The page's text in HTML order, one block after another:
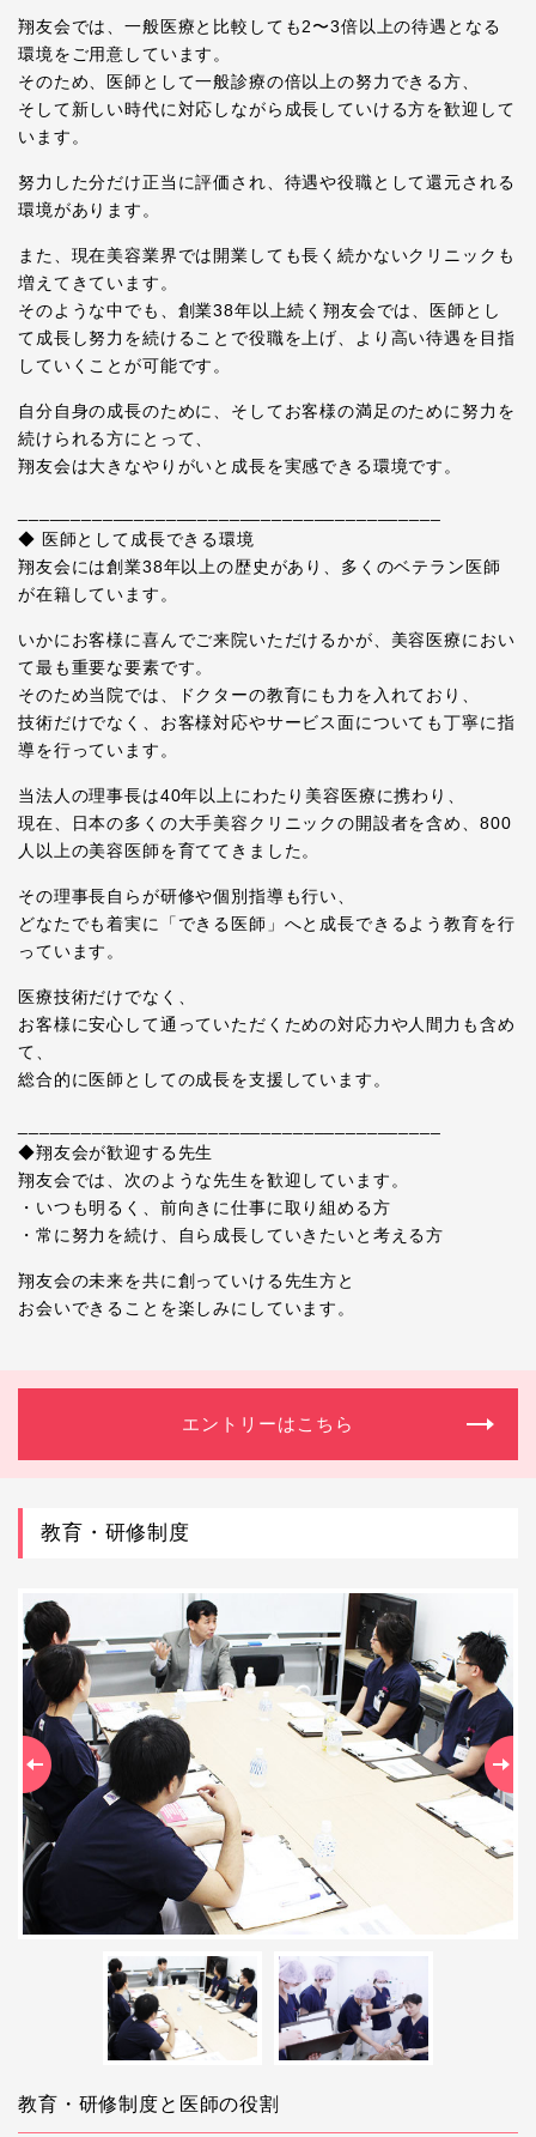
翔友会では、一般医療と比較しても2〜3倍以上の待遇となる
環境をご用意しています。
そのため、医師として一般診療の倍以上の努力できる方、
そして新しい時代に対応しながら成長していける方を歓迎して
います。
努力した分だけ正当に評価され、待遇や役職として還元される
環境があります。
また、現在美容業界では開業しても長く続かないクリニックも
増えてきています。
そのような中でも、創業38年以上続く翔友会では、医師とし
て成長し努力を続けることで役職を上げ、より高い待遇を目指
していくことが可能です。
自分自身の成長のために、そしてお客様の満足のために努力を
続けられる方にとって、
翔友会は大きなやりがいと成長を実感できる環境です。
◆ 医師として成長できる環境
翔友会には創業38年以上の歴史があり、多くのベテラン医師
が在籍しています。
いかにお客様に喜んでご来院いただけるかが、美容医療におい
て最も重要な要素です。
そのため当院では、ドクターの教育にも力を入れており、
技術だけでなく、お客様対応やサービス面についても丁寧に指
導を行っています。
当法人の理事長は40年以上にわたり美容医療に携わり、
現在、日本の多くの大手美容クリニックの開設者を含め、800
人以上の美容医師を育ててきました。
その理事長自らが研修や個別指導も行い、
どなたでも着実に「できる医師」へと成長できるよう教育を行
っています。
医療技術だけでなく、
お客様に安心して通っていただくための対応力や人間力も含め
て、
総合的に医師としての成長を支援しています。
◆翔友会が歓迎する先生
翔友会では、次のような先生を歓迎しています。
・いつも明るく、前向きに仕事に取り組める方
・常に努力を続け、自ら成長していきたいと考える方
翔友会の未来を共に創っていける先生方と
お会いできることを楽しみにしています。
エントリーはこちら
教育・研修制度
Previous
教育・研修制度と医師の役割